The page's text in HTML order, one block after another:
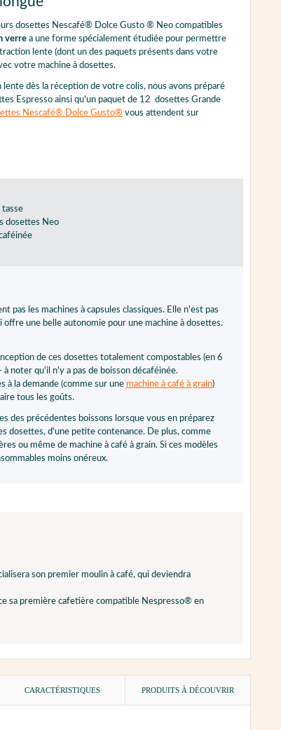
dosettes Nescafé® Dolce Gusto ® Neo compatibles
verrea une forme spécialement étudiée pour permettre
lente (dont un des paquets présents dans votre
votre machine à dosettes.
dès la réception de votre colis, nous avons préparé
Espresso ainsi qu'un paquet de 12 dosettes Grande
Nescafé® Dolce Gusto® vous attendent sur
tasse
dosettes Neo
pas les machines à capsules classiques. Elle n'est pas
une belle autonomie pour une machine à dosettes.
de ces dosettes totalement compostables (en 6
noter qu'il n'y a pas de boisson décaféinée.
à la demande (comme sur une machine à café à grain)
tous les goûts.
des précédentes boissons lorsque vous en préparez
dosettes, d'une petite contenance. De plus, comme
ou même de machine à café à grain. Si ces modèles
moins onéreux.
son premier moulin à café, qui deviendra
sa première cafetière compatible Nespresso® en
CARACTÉRISTIQUES PRODUITS À DÉCOUVRIR